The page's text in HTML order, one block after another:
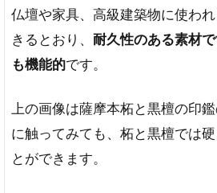
レ
ミ
ア
す
す
仏壇や家具、高級建築物に使わ
きるとおり、 耐久性のある素材
も機能的です。
上の画像は薩摩本柘と黒檀の印
に触ってみても、柘と黒檀では
とができます。